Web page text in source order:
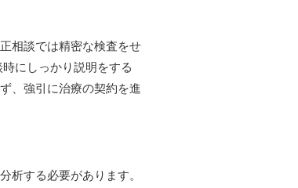
相談では精密な検査をせ
にしっかり説明をする
、強引に治療の契約を進
析する必要があります。